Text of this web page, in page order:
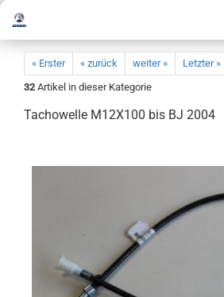
« Erster « zurück weiter »
Letzter »
32 Artikel in dieser Kategorie
Tachowelle M12X100 bis BJ 2004